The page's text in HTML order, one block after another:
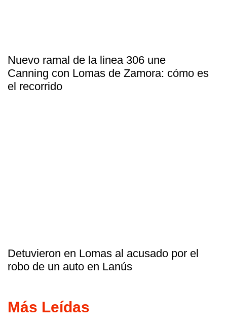
Nuevo ramal de la linea 306 une
Canning con Lomas de Zamora: cómo es
el recorrido
Detuvieron en Lomas al acusado por el
robo de un auto en Lanús
Más Leídas